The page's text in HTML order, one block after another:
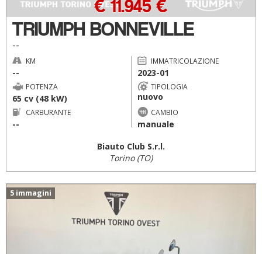
TRIUMPH BONNEVILLE
--
€ 11.945 €
KM
--
IMMATRICOLAZIONE
2023-01
POTENZA
65 cv (48 kW)
TIPOLOGIA
nuovo
CARBURANTE
--
CAMBIO
manuale
Biauto Club S.r.l.
Torino (TO)
5 immagini